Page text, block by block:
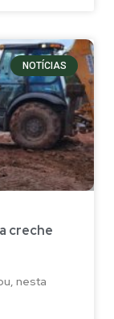
NOTÍCIAS
creche
nesta